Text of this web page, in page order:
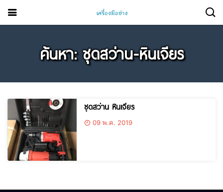
ค้นหา: ชุดสว่าน-หินเจียร
ชุดสว่าน หินเจียร
09 พ.ค. 2019